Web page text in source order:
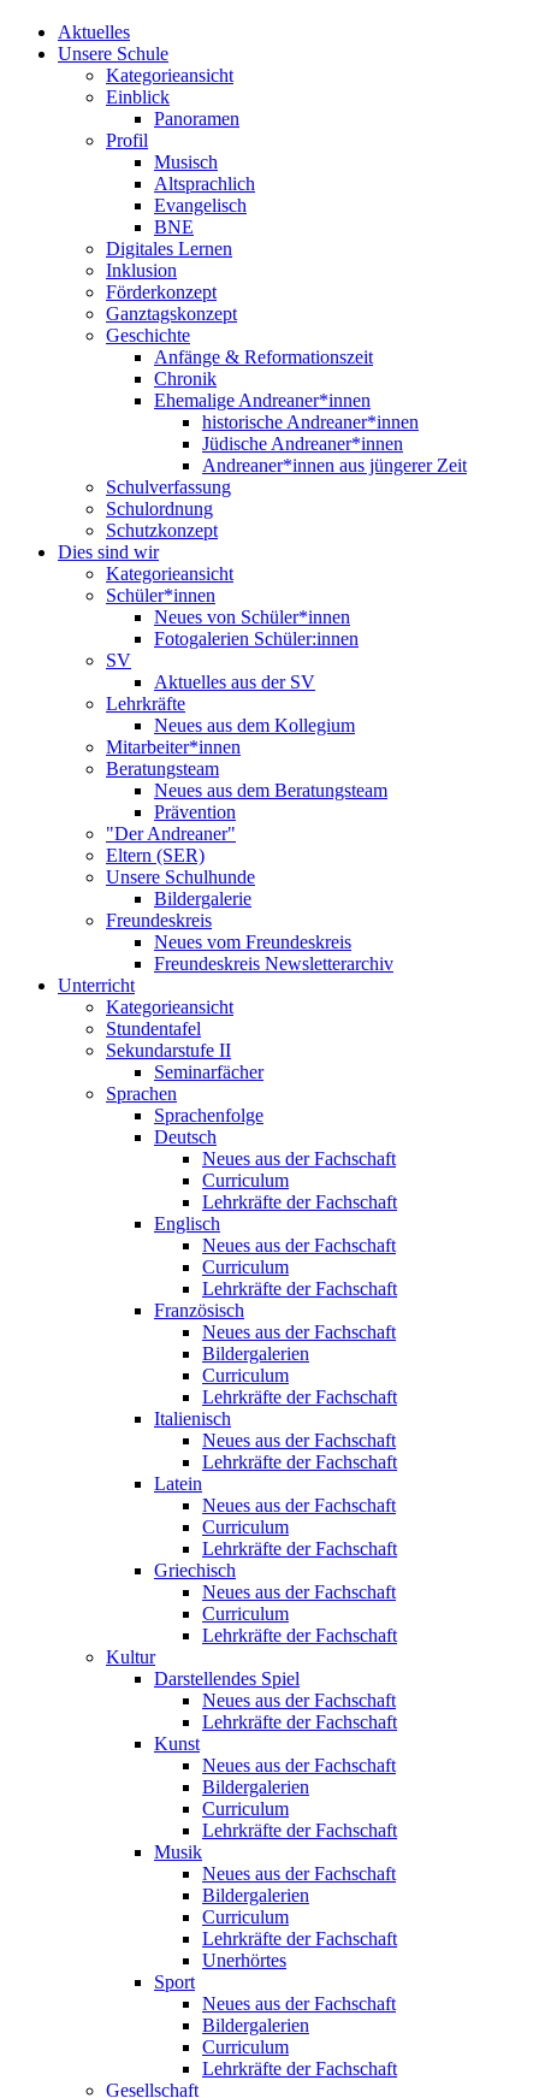
Aktuelles
Unsere Schule
Kategorieansicht
Einblick
Panoramen
Profil
Musisch
Altsprachlich
Evangelisch
BNE
Digitales Lernen
Inklusion
Förderkonzept
Ganztagskonzept
Geschichte
Anfänge & Reformationszeit
Chronik
Ehemalige Andreaner*innen
historische Andreaner*innen
Jüdische Andreaner*innen
Andreaner*innen aus jüngerer Zeit
Schulverfassung
Schulordnung
Schutzkonzept
Dies sind wir
Kategorieansicht
Schüler*innen
Neues von Schüler*innen
Fotogalerien Schüler:innen
SV
Aktuelles aus der SV
Lehrkräfte
Neues aus dem Kollegium
Mitarbeiter*innen
Beratungsteam
Neues aus dem Beratungsteam
Prävention
"Der Andreaner"
Eltern (SER)
Unsere Schulhunde
Bildergalerie
Freundeskreis
Neues vom Freundeskreis
Freundeskreis Newsletterarchiv
Unterricht
Kategorieansicht
Stundentafel
Sekundarstufe II
Seminarfächer
Sprachen
Sprachenfolge
Deutsch
Neues aus der Fachschaft
Curriculum
Lehrkräfte der Fachschaft
Englisch
Neues aus der Fachschaft
Curriculum
Lehrkräfte der Fachschaft
Französisch
Neues aus der Fachschaft
Bildergalerien
Curriculum
Lehrkräfte der Fachschaft
Italienisch
Neues aus der Fachschaft
Lehrkräfte der Fachschaft
Latein
Neues aus der Fachschaft
Curriculum
Lehrkräfte der Fachschaft
Griechisch
Neues aus der Fachschaft
Curriculum
Lehrkräfte der Fachschaft
Kultur
Darstellendes Spiel
Neues aus der Fachschaft
Lehrkräfte der Fachschaft
Kunst
Neues aus der Fachschaft
Bildergalerien
Curriculum
Lehrkräfte der Fachschaft
Musik
Neues aus der Fachschaft
Bildergalerien
Curriculum
Lehrkräfte der Fachschaft
Unerhörtes
Sport
Neues aus der Fachschaft
Bildergalerien
Curriculum
Lehrkräfte der Fachschaft
Gesellschaft